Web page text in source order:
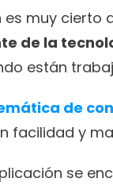
es muy
de la
están
de
facilidad y
se